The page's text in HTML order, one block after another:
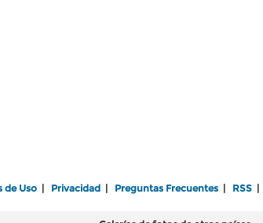
de Uso Privacidad Preguntas Frecuentes RSS